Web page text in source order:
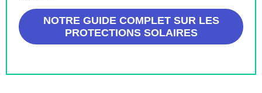
NOTRE GUIDE COMPLET SUR LES
PROTECTIONS SOLAIRES